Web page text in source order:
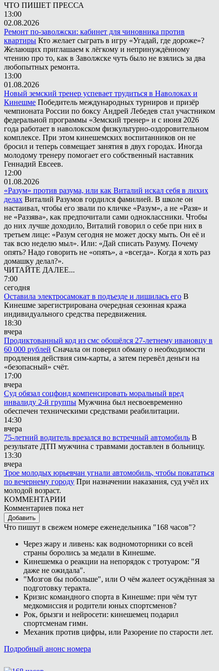
ЧТО ПИШЕТ ПРЕССА
13:00
02.08.2026
Ремонт по-заволжски: кабинет для чиновника против
квартиры Кто желает сыграть в игру «Угадай, где дороже»?
Желающих приглашаем к лёгкому и непринуждённому
чтению про то, как в Заволжске чуть было не взялись за два
любопытных ремонта.
13:00
01.08.2026
Новый земский тренер успевает трудиться в Наволоках и
Кинешме Победитель международных турниров и призёр
чемпионата России по боксу Андрей Лебедев стал участником
федеральной программы «Земский тренер» и с июня 2026
года работает в наволокском физкультурно-оздоровительном
комплексе. При этом кинешемских воспитанников он не
бросил и теперь совмещает занятия в двух городах. Иногда
молодому тренеру помогает его собственный наставник
Геннадий Евсеев.
12:00
01.08.2026
«Разум» против разума, или как Виталий искал себя в лихих
делах Виталий Разумов гордился фамилией. В школе он
настаивал, чтобы его звали по кличке «Разум», а не «Разя» и
не «Раззява», как предпочитали сами одноклассники. Чтобы
до них лучше доходило, Виталий говорил о себе при них в
третьем лице: «Разум сегодня не может доску мыть. Он её и
так всю неделю мыл». Или: «Дай списать Разуму. Почему
опять? Надо говорить не «опять», а «всегда». Когда я хоть раз
домашку делал?».
ЧИТАЙТЕ ДАЛЕЕ...
7:00
сегодня
Оставила электросамокат в подъезде и лишилась его В
Кинешме зарегистрирована очередная сезонная кража
индивидуального средства передвижения.
18:30
вчера
Продиктованный код из смс обошёлся 27-летнему ивановцу в
60 000 рублей Сначала он поверил обману о необходимости
продления действия сим-карты, а затем перевёл деньги на
«безопасный» счёт.
17:00
вчера
Суд обязал соцфонд компенсировать моральный вред
инвалиду 2-й группы Мужчина был несвоевременно
обеспечен техническими средствами реабилитации.
14:30
вчера
75-летний водитель врезался во встречный автомобиль В
результате ДТП мужчина с травмами доставлен в больницу.
13:30
вчера
Трое молодых юрьевчан угнали автомобиль, чтобы покататься
по вечернему городу При назначении наказания, суд учёл их
молодой возраст.
КОММЕНТАРИИ
Комментариев пока нет
Добавить
Что пишут в свежем номере еженедельника "168 часов"?
Через жару и ливень: как водномоторники со всей
страны боролись за медали в Кинешме.
Кинешемка о реакции на непорядок с тротуаром: "Я
даже не ожидала".
"Мозгов бы побольше", или О чём жалеет осуждённая за
подготовку теракта.
Кризис командного спорта в Кинешме: при чём тут
медкомиссия и родители юных спортсменов?
Рок, брызги и нейросети: кинешемец подарил
спортсменам гимн.
Механик против цифры, или Разорение по старости лет.
Подробный анонс номера